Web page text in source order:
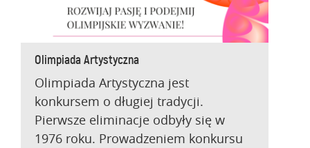
Olimpiada Artystyczna
Olimpiada Artystyczna jest
konkursem o długiej tradycji.
Pierwsze eliminacje odbyły się w
1976 roku. Prowadzeniem konkursu